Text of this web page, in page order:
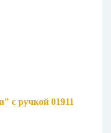
с ручкой 01911